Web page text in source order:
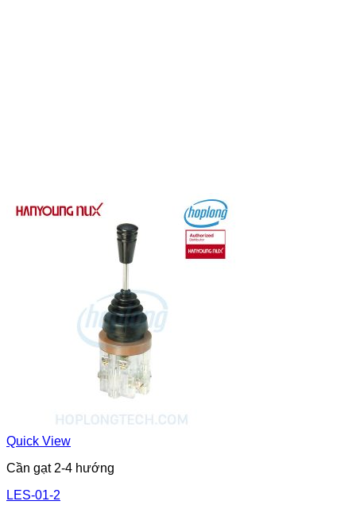
Quick View
Cần gạt 2-4 hướng
LES-01-2